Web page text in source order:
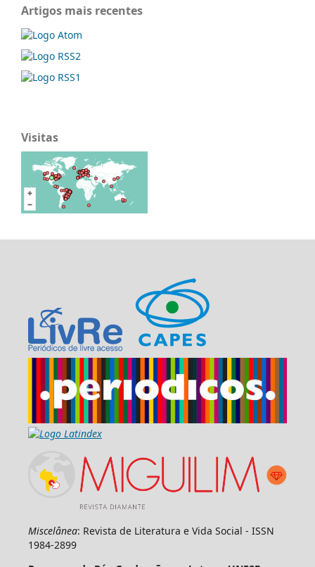
Artigos mais recentes
Visitas
Miscelânea: Revista de Literatura e Vida Social - ISSN
1984-2899